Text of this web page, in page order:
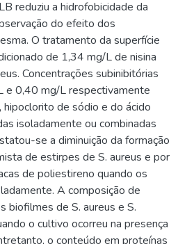
reduziu a hidrofobicidade da
do efeito dos
O tratamento da superfície
de 1,34 mg/L de nisina
Concentrações subinibitórias
0,40 mg/L respectivamente
hipoclorito de sódio e do ácido
isoladamente ou combinadas
se a diminuição da formação
de estirpes de S. aureus e por
de poliestireno quando os
A composição de
biofilmes de S. aureus e S.
o cultivo ocorreu na presença
o conteúdo em proteínas